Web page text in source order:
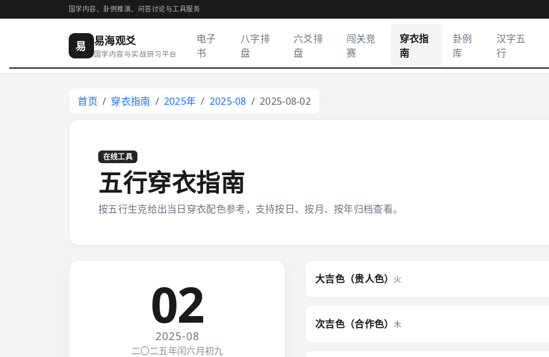
国学内容、卦例推演、问答讨论与工具服务
易 易海观爻
国学内容与实战研习平台
电子
书
八字排
盘
六爻排
盘
闯关竞
赛
穿衣指
南
卦例
库
汉字五
行
首页 穿衣指南 2025年 2025-08 2025-08-02
在线工具
五行穿衣指南
按五行生克给出当日穿衣配色参考，支持按日、按月、按年归档查看。
02
2025-08
二〇二五年闰六月初九
大吉色（贵人色） 火
次吉色（合作色）木